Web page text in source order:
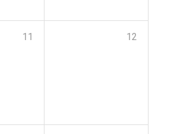
11 12